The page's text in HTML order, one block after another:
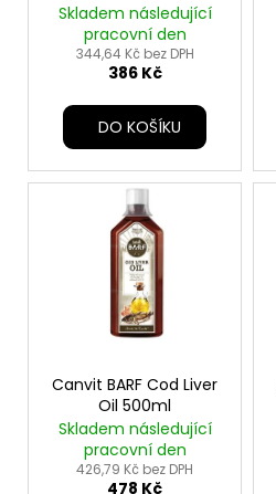
Skladem následující
pracovní den
344,64 Kč bez DPH
386 Kč
DO KOŠÍKU
Canvit BARF Cod Liver
Oil 500ml
Skladem následující
pracovní den
426,79 Kč bez DPH
478 Kč